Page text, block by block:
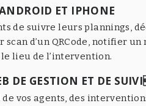
ET IPHONE
de suivre leurs plannings,
d’un QRCode, notifier
lieu de l’intervention.
DE GESTION ET DE
vos agents, des